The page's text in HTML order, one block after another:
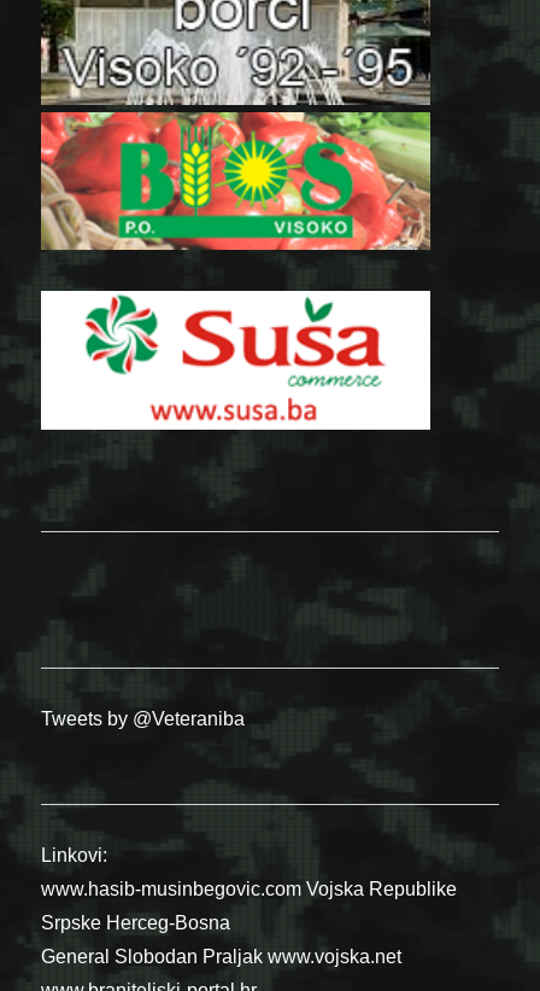
Tweets by @Veteraniba
Linkovi:
www.hasib-musinbegovic.com Vojska Republike
Srpske Herceg-Bosna
General Slobodan Praljak www.vojska.net